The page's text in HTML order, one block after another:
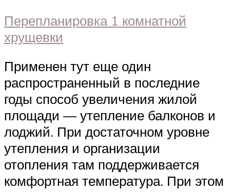
Перепланировка 1 комнатной
хрущевки
Применен тут еще один
распространенный в последние
годы способ увеличения жилой
площади — утепление балконов и
лоджий. При достаточном уровне
утепления и организации
отопления там поддерживается
комфортная температура. При этом